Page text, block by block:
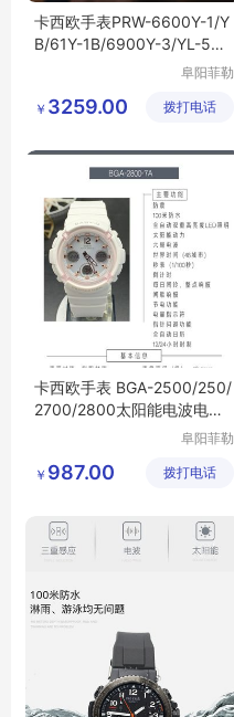
卡西欧手表PRW-6600Y-1/Y
B/61Y-1B/6900Y-3/YL-5光
阜阳菲勒
公司
￥ 3259.00 拨打电话
卡西欧手表 BGA-2500/250/
2700/2800太阳能电波电子
阜阳菲勒
公司
￥ 987.00 拨打电话